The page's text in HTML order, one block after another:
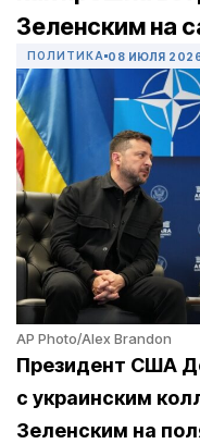
Зеленским на
ПОЛИТИКА 08 ИЮЛЯ
AP Photo/Alex Brandon
Президент США
с украинским
Зеленским на